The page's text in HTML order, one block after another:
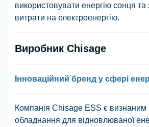
використовувати енергію сонця та
витрати на електроенергію.
Виробник Chisage
Інноваційний бренд у сфері
Компанія Chisage ESS є
обладнання для відновлюваної